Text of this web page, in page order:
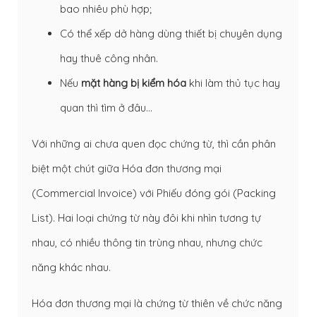
bao nhiêu phù hợp;
Có thể xếp dở hàng dùng thiết bị chuyên dụng
hay thuê công nhân.
Nếu mặt hàng bị kiểm hóa khi làm thủ tục hay
quan thì tìm ở đâu…
Với những ai chưa quen đọc chứng từ, thì cần phân
biệt một chút giữa Hóa đơn thương mại
(Commercial Invoice) với Phiếu đóng gói (Packing
List). Hai loại chứng từ này đôi khi nhìn tương tự
nhau, có nhiều thông tin trùng nhau, nhưng chức
năng khác nhau.
Hóa đơn thương mại là chứng từ thiên về chức năng